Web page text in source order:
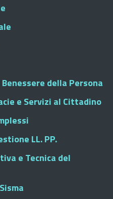
della Persona
e Servizi al Cittadino
LL. PP.
e Tecnica del